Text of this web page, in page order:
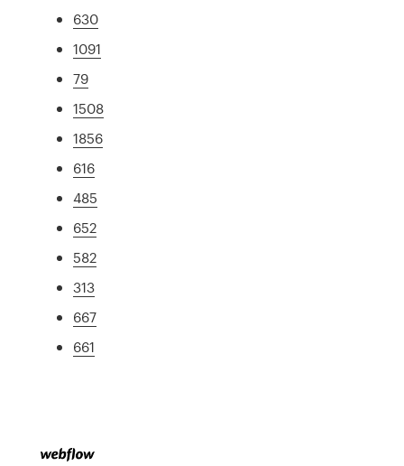
630
1091
79
1508
1856
616
485
652
582
313
667
661